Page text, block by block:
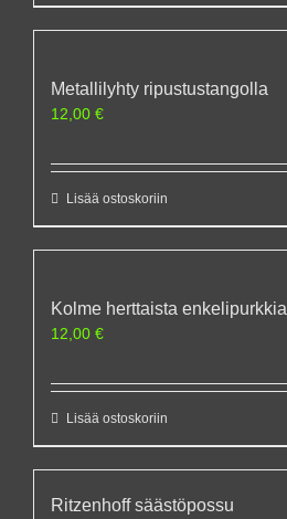
Metallilyhty ripustustangolla
12,00 €
Lisää ostoskoriin
Kolme herttaista enkelipurkkia
12,00 €
Lisää ostoskoriin
Ritzenhoff säästöpossu